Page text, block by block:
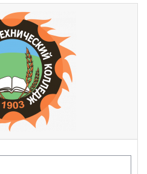
дистанционного